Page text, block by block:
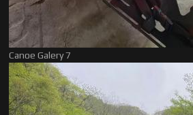
Canoe Galery 7